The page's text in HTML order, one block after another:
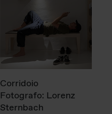
Corridoio
Fotografo: Lorenz
Sternbach